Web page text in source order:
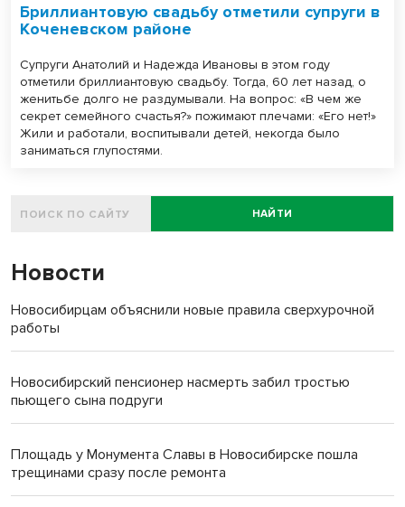
Бриллиантовую свадьбу отметили супруги в
Коченевском районе
Супруги Анатолий и Надежда Ивановы в этом году
отметили бриллиантовую свадьбу. Тогда, 60 лет назад, о
женитьбе долго не раздумывали. На вопрос: «В чем же
секрет семейного счастья?» пожимают плечами: «Его нет!»
Жили и работали, воспитывали детей, некогда было
заниматься глупостями.
НАЙТИ
Новости
Новосибирцам объяснили новые правила сверхурочной
работы
Новосибирский пенсионер насмерть забил тростью
пьющего сына подруги
Площадь у Монумента Славы в Новосибирске пошла
трещинами сразу после ремонта